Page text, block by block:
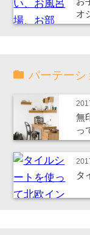
オ
パーテーシ
無
っ
タ